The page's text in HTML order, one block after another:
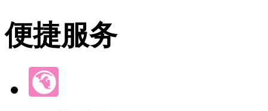
便捷服务